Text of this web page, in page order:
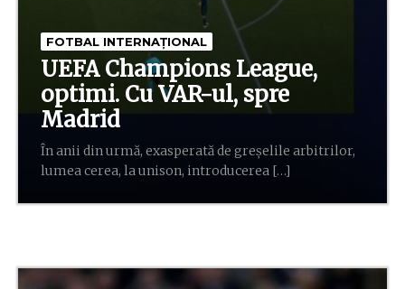
FOTBAL INTERNAȚIONAL
UEFA Champions League,
optimi. Cu VAR-ul, spre
Madrid
În anii din urmă, exasperată de greșelile arbitrilor,
lumea cerea, la unison, introducerea […]